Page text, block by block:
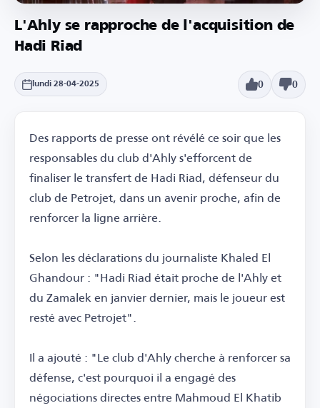
L'Ahly se rapproche de l'acquisition de
Hadi Riad
lundi 28-04-2025 0 0
Des rapports de presse ont révélé ce soir que les
responsables du club d'Ahly s'efforcent de
finaliser le transfert de Hadi Riad, défenseur du
club de Petrojet, dans un avenir proche, afin de
renforcer la ligne arrière.
Selon les déclarations du journaliste Khaled El
Ghandour : "Hadi Riad était proche de l'Ahly et
du Zamalek en janvier dernier, mais le joueur est
resté avec Petrojet".
Il a ajouté : "Le club d'Ahly cherche à renforcer sa
défense, c'est pourquoi il a engagé des
négociations directes entre Mahmoud El Khatib